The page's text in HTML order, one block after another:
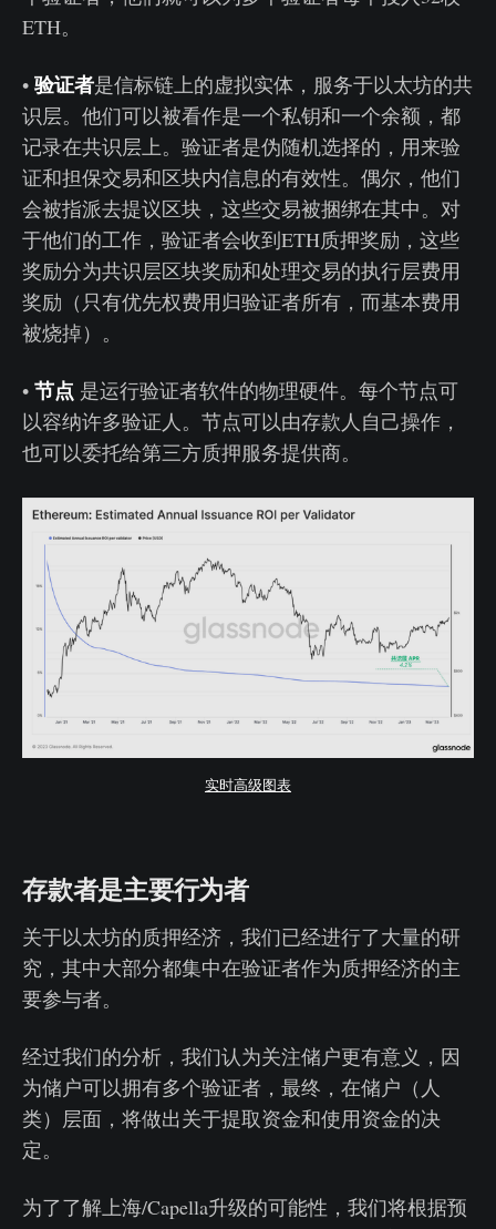
ETH。
• 验证者是信标链上的虚拟实体，服务于以太坊的共
识层。他们可以被看作是一个私钥和一个余额，都
记录在共识层上。验证者是伪随机选择的，用来验
证和担保交易和区块内信息的有效性。偶尔，他们
会被指派去提议区块，这些交易被捆绑在其中。对
于他们的工作，验证者会收到ETH质押奖励，这些
奖励分为共识层区块奖励和处理交易的执行层费用
奖励（只有优先权费用归验证者所有，而基本费用
被烧掉）。
• 节点 是运行验证者软件的物理硬件。每个节点可
以容纳许多验证人。节点可以由存款人自己操作，
也可以委托给第三方质押服务提供商。
实时高级图表
存款者是主要行为者
关于以太坊的质押经济，我们已经进行了大量的研
究，其中大部分都集中在验证者作为质押经济的主
要参与者。
经过我们的分析，我们认为关注储户更有意义，因
为储户可以拥有多个验证者，最终，在储户（人
类）层面，将做出关于提取资金和使用资金的决
定。
为了了解上海/Capella升级的可能性，我们将根据预